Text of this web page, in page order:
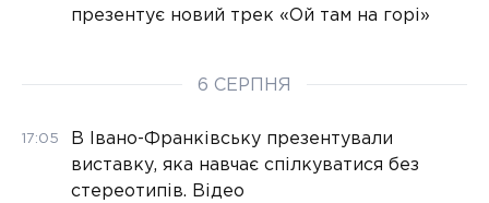
презентує новий трек «Ой там на горі»
6 СЕРПНЯ
17:05
В Івано-Франківську презентували
виставку, яка навчає спілкуватися без
стереотипів. Відео